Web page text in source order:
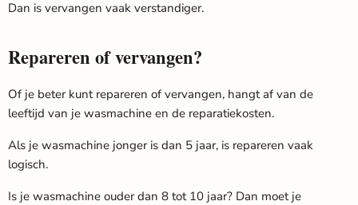
Dan is vervangen vaak verstandiger.
Repareren of vervangen?
Of je beter kunt repareren of vervangen, hangt af van de
leeftijd van je wasmachine en de reparatiekosten.
Als je wasmachine jonger is dan 5 jaar, is repareren vaak
logisch.
Is je wasmachine ouder dan 8 tot 10 jaar? Dan moet je